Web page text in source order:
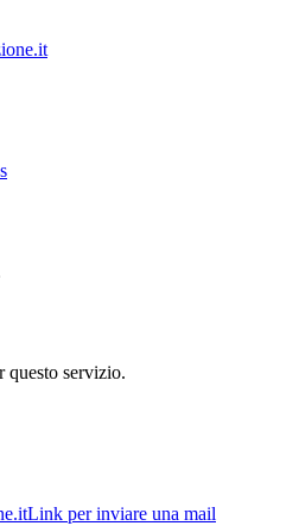
questo servizio.
Link per inviare una mail